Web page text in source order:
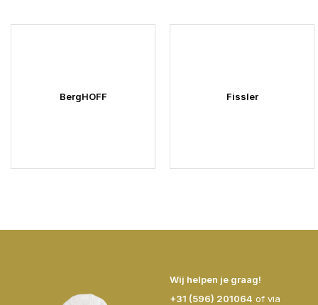
BergHOFF Fissler
Wij helpen je graag!
+31 (596) 201064 of via